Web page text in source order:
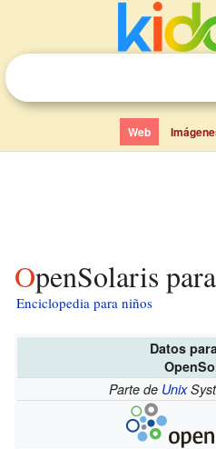
Web
OpenSolaris
Enciclopedia para niños
Datos
Parte de Unix